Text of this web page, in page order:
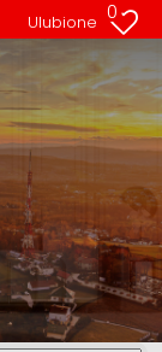
Ulubione 0